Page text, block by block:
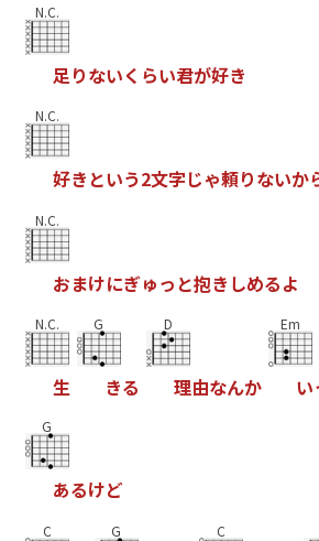
N.C.
足りないく らい君が好き
N.C.
好き という2文字じゃ頼りないか
N.C.
おまけにぎゅっ と抱き しめるよ
N.C.
生
G
きる
D
理由なんか
Em
い
G
あるけど
C G C